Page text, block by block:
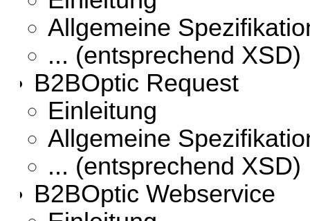
Allgemeine
... (entsprechend XSD)
B2BOptic Request
Einleitung
Allgemeine
... (entsprechend XSD)
B2BOptic Webservice